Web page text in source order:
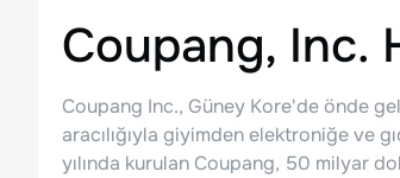
Coupang, Inc.
Coupang Inc., Güney Kore'de önde
aracılığıyla giyimden elektroniğe ve
yılında kurulan Coupang, 50 milyar